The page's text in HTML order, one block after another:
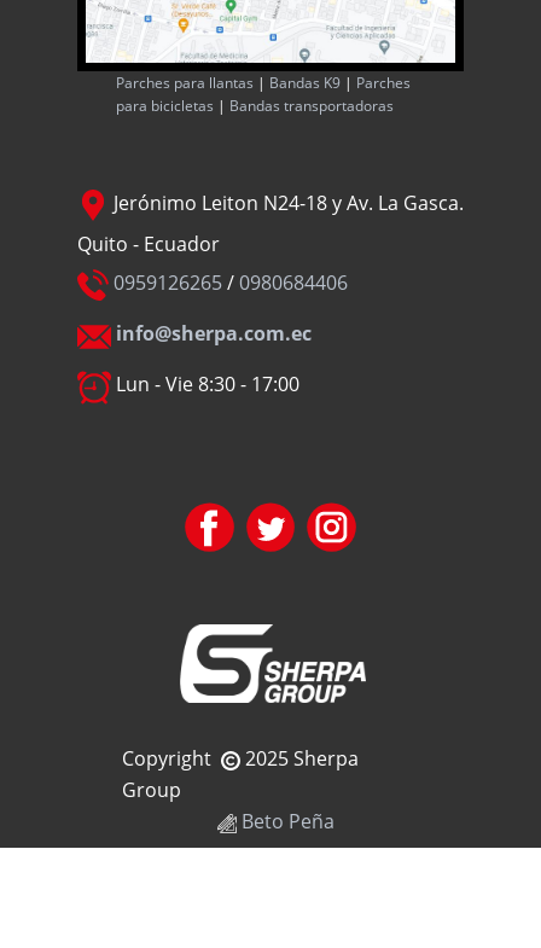
Parches para llantas | Bandas K9 | Parches
para bicicletas | Bandas transportadoras
Jerónimo Leiton N24-18 y Av. La Gasca.
Quito - Ecuador
0959126265/0980684406
info@sherpa.com.ec
Lun - Vie 8:30 - 17:00
Copyright
2025 Sherpa
Group
Beto Peña